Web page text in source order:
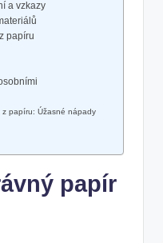
a vzkazy
papíru
z papíru: Úžasné nápady
papír